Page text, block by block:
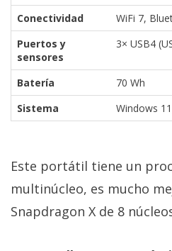
Conectividad
WiFi 7,
Puertos y
sensores
3× USB4
Batería
70 Wh
Sistema
Windows
Este portátil tiene un
multinúcleo, es mucho
Snapdragon X de 8